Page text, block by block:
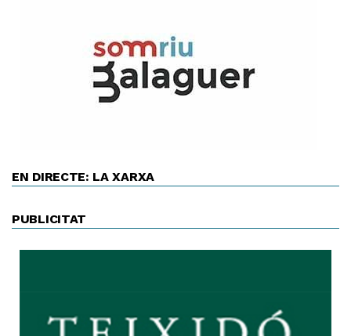
EN DIRECTE: LA XARXA
PUBLICITAT